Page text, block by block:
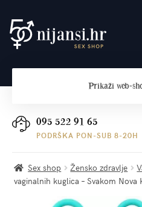
Preskoči
na
Skoči
do
Plaćanje i dostava
Prikaži web-
095 522 91 65
PODRŠKA PON-SUB 8-20H
Sex shop Žensko zdravlje
vaginalnih kuglica – Svakom Nova